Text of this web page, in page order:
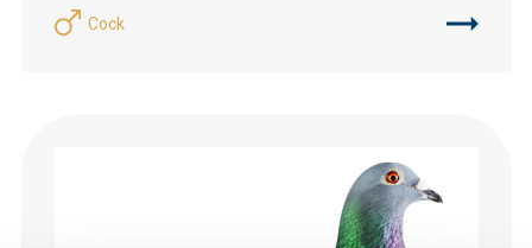
Cock